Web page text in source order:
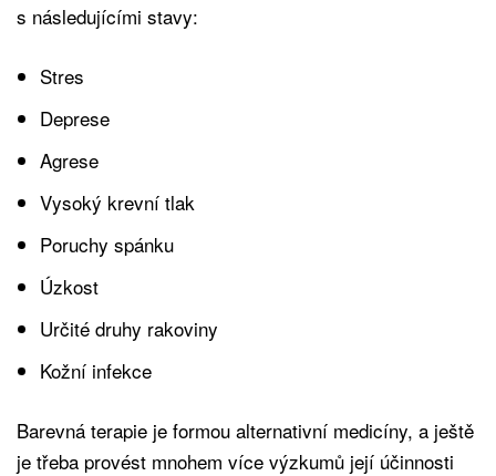
s následujícími stavy:
Stres
Deprese
Agrese
Vysoký krevní tlak
Poruchy spánku
Úzkost
Určité druhy rakoviny
Kožní infekce
Barevná terapie je formou alternativní medicíny, a ještě
je třeba provést mnohem více výzkumů její účinnosti